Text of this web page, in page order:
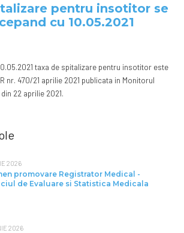
pentru insotitor se
cu 10.05.2021
taxa de spitalizare pentru insotitor este
nr. 470/21 aprilie 2021 publicata in Monitorul
22 aprilie 2021.
2026
promovare Registrator Medical -
de Evaluare si Statistica Medicala
2026